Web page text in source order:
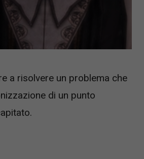
a risolvere un problema che
di un punto